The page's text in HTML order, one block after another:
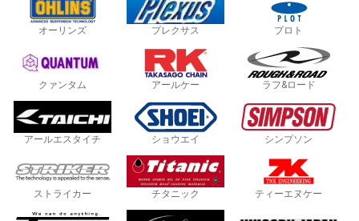
オーリンズ プレクサス プロト
クァンタム アールケー ラフ&ロード
アールエスタイチ ショウエイ シンプソン
ストライカー チタニック ティーエヌケー